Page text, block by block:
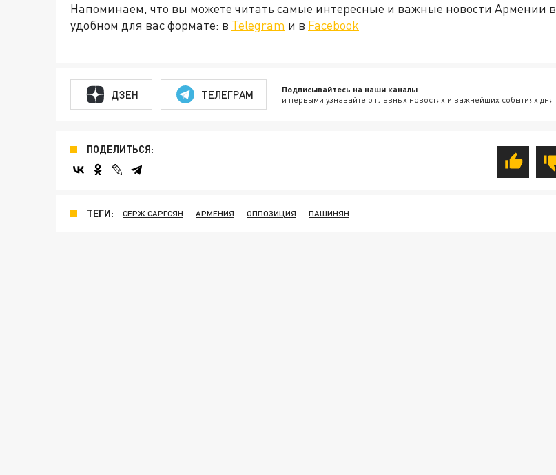
Напоминаем, что вы можете читать самые интересные и важные новости Армении в
удобном для вас формате: в Telegram и в Facebook
ДЗЕН ТЕЛЕГРАМ Подписывайтесь на наши каналы
и первыми узнавайте о главных новостях и важнейших событиях дня.
ПОДЕЛИТЬСЯ:
ТЕГИ: СЕРЖ САРГСЯН АРМЕНИЯ ОППОЗИЦИЯ ПАШИНЯН